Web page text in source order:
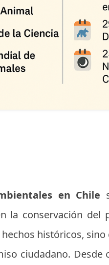
en Chile
la conservación del
históricos,
ciudadano.